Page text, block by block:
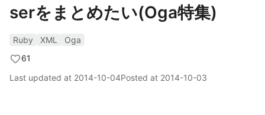
serをまとめたい(Oga特集)
Ruby XML
Oga
61
Last updated at 2014-10-04Posted at 2014-10-03